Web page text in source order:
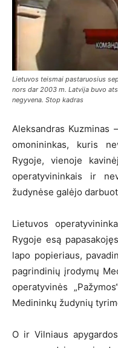
Lietuvos teismai pastaruosius
nors dar 2003 m. Latvija buvo
negyvena. Stop kadras
Aleksandras Kuzminas
omonininkas, kuris
Rygoje, vienoje
operatyvininkais ir
žudynėse galėjo
Lietuvos
Rygoje esą
lapo popieriaus,
pagrindinių įrodymų
operatyvinės
Medininkų žudynių
O ir Vilniaus